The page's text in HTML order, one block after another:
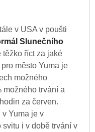
v USA v poušti
Slunečního
těžko říct za jaké
město Yuma je
možného
možného trvání a
za červen.
Yuma je v
i v době trvání v